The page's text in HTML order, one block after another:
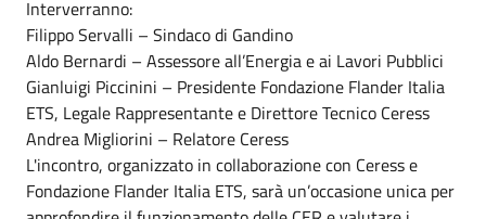
Interverranno:
Filippo Servalli – Sindaco di Gandino
Aldo Bernardi – Assessore all’Energia e ai Lavori Pubblici
Gianluigi Piccinini – Presidente Fondazione Flander Italia
ETS, Legale Rappresentante e Direttore Tecnico Ceress
Andrea Migliorini – Relatore Ceress
L'incontro, organizzato in collaborazione con Ceress e
Fondazione Flander Italia ETS, sarà un’occasione unica per